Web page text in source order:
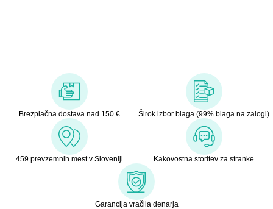
Brezplačna dostava nad 150 € Širok izbor blaga (99% blaga na zalogi)
459 prevzemnih mest v Sloveniji Kakovostna storitev za stranke
Garancija vračila denarja